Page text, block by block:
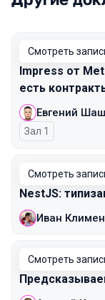
Смотреть
Impress от
есть
Евгений
Зал 1
Смотреть
NestJS:
Иван
Смотреть